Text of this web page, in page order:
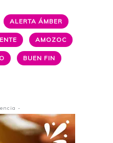
ALERTA ÁMBER
AMOZOC
BUEN FIN
-